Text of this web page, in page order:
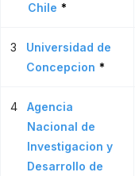
Chile *
3
Universidad de
Concepcion *
4
Agencia
Nacional de
Investigacion y
Desarrollo de